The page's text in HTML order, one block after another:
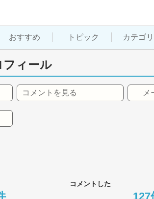
おすすめ トピック カテゴ
ィール
コメントを見る メ
コメントした
127